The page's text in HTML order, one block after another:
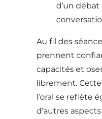
d’un débat
Au fil des
prennent
capacités et
librement. Cette
l’oral se reflète
d’autres